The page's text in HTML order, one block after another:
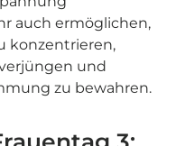
auch ermöglichen,
konzentrieren,
und
zu bewahren.